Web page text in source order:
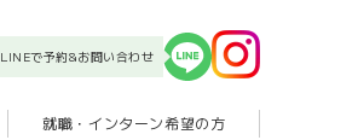
LINEで予約&お問い合わせ
就職・インターン希望の方